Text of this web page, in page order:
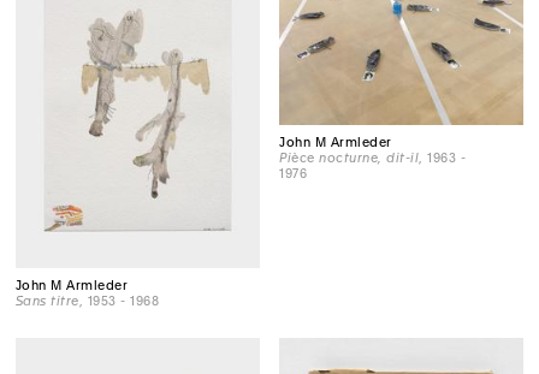
John M Armleder
Sans titre , 1953 - 1968
John M Armleder
Pièce nocturne, dit-il, 1963 -
1976